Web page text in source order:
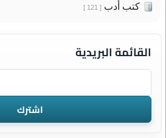
كتب أدب[ 121 ]
القائمة البريدية